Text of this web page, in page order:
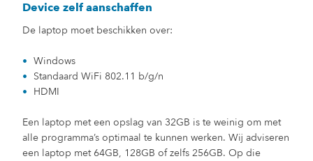
Device zelf aanschaffen
De laptop moet beschikken over:
Windows
Standaard WiFi 802.11 b/g/n
HDMI
Een laptop met een opslag van 32GB is te weinig om met
alle programma’s optimaal te kunnen werken. Wij adviseren
een laptop met 64GB, 128GB of zelfs 256GB. Op die